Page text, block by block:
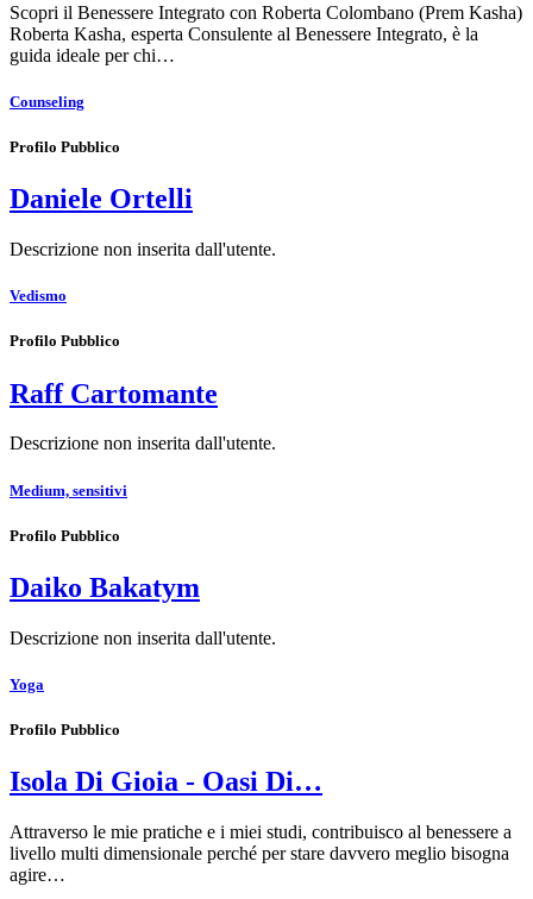
Scopri il Benessere Integrato con Roberta Colombano (Prem Kasha)
Roberta Kasha, esperta Consulente al Benessere Integrato, è la
guida ideale per chi…
Counseling
Profilo Pubblico
Daniele Ortelli
Descrizione non inserita dall'utente.
Vedismo
Profilo Pubblico
Raff Cartomante
Descrizione non inserita dall'utente.
Medium, sensitivi
Profilo Pubblico
Daiko Bakatym
Descrizione non inserita dall'utente.
Yoga
Profilo Pubblico
Isola Di Gioia - Oasi Di…
Attraverso le mie pratiche e i miei studi, contribuisco al benessere a
livello multi dimensionale perché per stare davvero meglio bisogna
agire…